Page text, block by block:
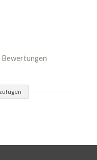
Bewertungen